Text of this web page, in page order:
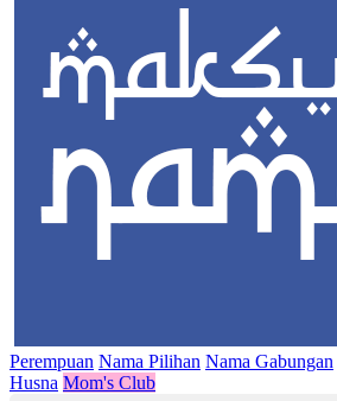
Perempuan Nama Pilihan Nama Gabungan
Husna Mom's Club